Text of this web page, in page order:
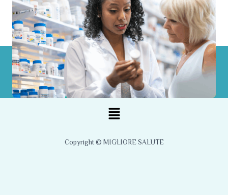
Menu
Copyright © MIGLIORE SALUTE